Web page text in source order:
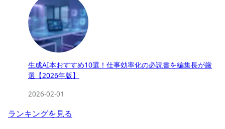
生成AI本おすすめ10選！仕事効率化の必読書を編集長が厳
選【2026年版】
2026-02-01
ランキングを見る